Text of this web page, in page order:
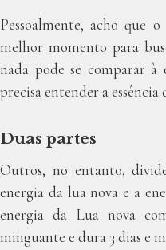
Pessoalmente, acho que
melhor momento para
nada pode se comparar à
precisa entender a essência
Duas partes
Outros, no entanto,
energia da lua nova e a
energia da Lua nova
minguante e dura 3 dias e